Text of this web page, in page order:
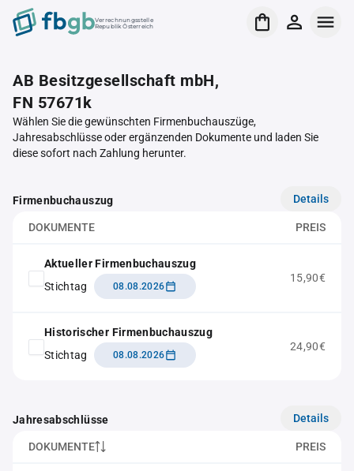
Verrechnungsstelle
Republik Österreich
AB Besitzgesellschaft mbH,
FN 57671k
Wählen Sie die gewünschten Firmenbuchauszüge,
Jahresabschlüsse oder ergänzenden Dokumente und laden Sie
diese sofort nach Zahlung herunter.
Firmenbuchauszug Details
DOKUMENTE PREIS
Aktueller Firmenbuchauszug
Stichtag
08.08.2026
15,90€
Historischer Firmenbuchauszug
Stichtag
08.08.2026
24,90€
Jahresabschlüsse Details
DOKUMENTE PREIS